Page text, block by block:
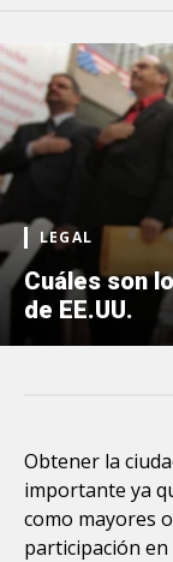
LEGAL
Cuáles son
de EE.UU.
Obtener la
importante ya
como mayores
participación en